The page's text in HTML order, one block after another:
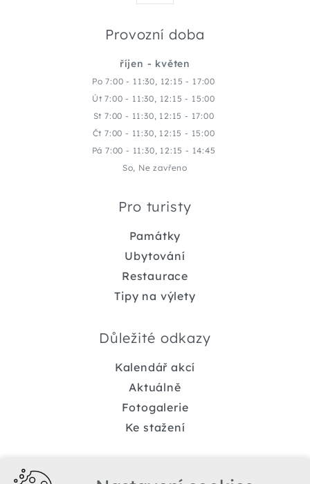
Provozní doba
říjen - květen
Po 7:00 - 11:30, 12:15 - 17:00
Út 7:00 - 11:30, 12:15 - 15:00
St 7:00 - 11:30, 12:15 - 17:00
Čt 7:00 - 11:30, 12:15 - 15:00
Pá 7:00 - 11:30, 12:15 - 14:45
So, Ne zavřeno
Pro turisty
Památky
Ubytování
Restaurace
Tipy na výlety
Důležité odkazy
Kalendář akcí
Aktuálně
Fotogalerie
Ke stažení